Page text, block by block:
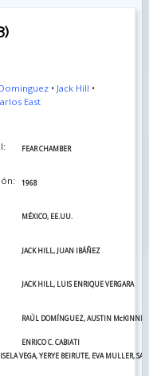
• Jack Hill •
East
FEAR CHAMBER
1968
MÉXICO, EE.UU.
JACK HILL, JUAN IBÁÑEZ
JACK HILL, LUIS ENRIQUE VERGARA
RAÚL DOMÍNGUEZ, AUSTIN McKINNEY
ENRICO C. CABIATI
ISELA VEGA, YERYE BEIRUTE, EVA MULLER,